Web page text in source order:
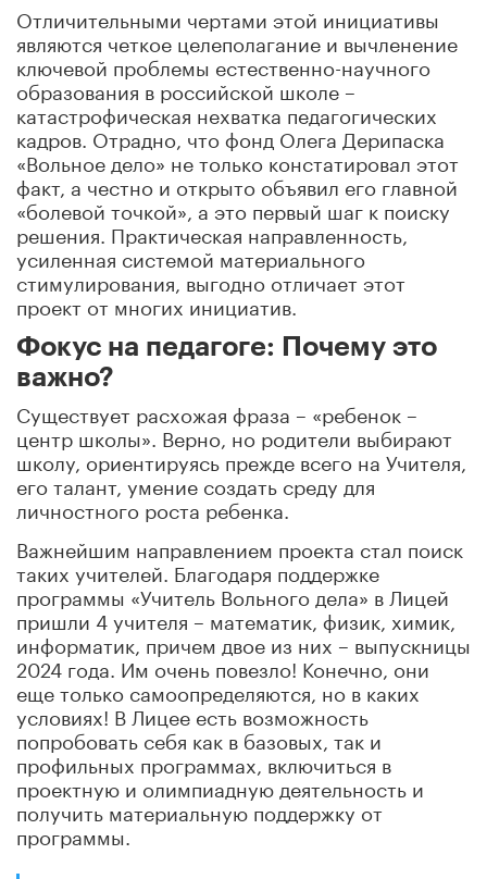
Отличительными чертами этой инициативы
являются четкое целеполагание и вычленение
ключевой проблемы естественно-научного
образования в российской школе –
катастрофическая нехватка педагогических
кадров. Отрадно, что фонд Олега Дерипаска
«Вольное дело» не только констатировал этот
факт, а честно и открыто объявил его главной
«болевой точкой», а это первый шаг к поиску
решения. Практическая направленность,
усиленная системой материального
стимулирования, выгодно отличает этот
проект от многих инициатив.
Фокус на педагоге: Почему это
важно?
Существует расхожая фраза – «ребенок –
центр школы». Верно, но родители выбирают
школу, ориентируясь прежде всего на Учителя,
его талант, умение создать среду для
личностного роста ребенка.
Важнейшим направлением проекта стал поиск
таких учителей. Благодаря поддержке
программы «Учитель Вольного дела» в Лицей
пришли 4 учителя – математик, физик, химик,
информатик, причем двое из них – выпускницы
2024 года. Им очень повезло! Конечно, они
еще только самоопределяются, но в каких
условиях! В Лицее есть возможность
попробовать себя как в базовых, так и
профильных программах, включиться в
проектную и олимпиадную деятельность и
получить материальную поддержку от
программы.